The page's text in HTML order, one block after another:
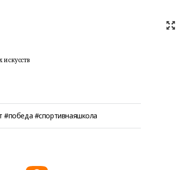
#победа #спортивнаяшкола